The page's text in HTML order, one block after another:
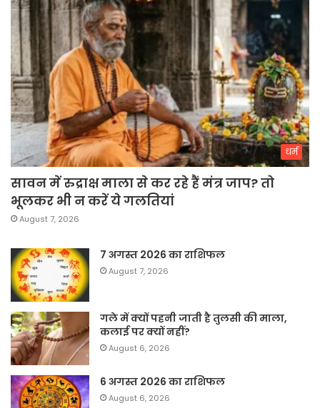
धर्म
सावन में रुद्राक्ष माला से कर रहे हैं मंत्र जाप? तो
भूलकर भी न करें ये गलतियां
August 7, 2026
7 अगस्त 2026 का राशिफल
August 7, 2026
गले में क्यों पहनी जाती है तुलसी की माला,
कलाई पर क्यों नहीं?
August 6, 2026
6 अगस्त 2026 का राशिफल
August 6, 2026